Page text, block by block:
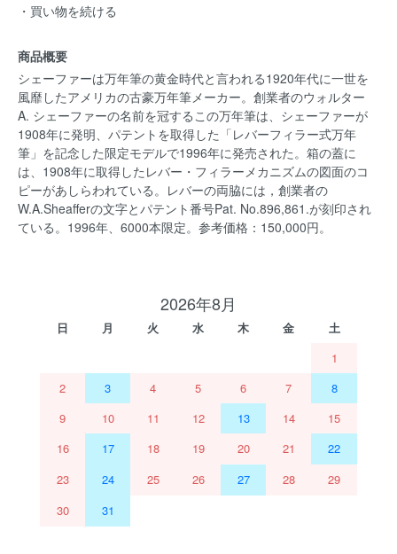
・買い物を続ける
商品概要
シェーファーは万年筆の黄金時代と言われる1920年代に一世を
風靡したアメリカの古豪万年筆メーカー。創業者のウォルター
A. シェーファーの名前を冠するこの万年筆は、シェーファーが
1908年に発明、パテントを取得した「レバーフィラー式万年
筆」を記念した限定モデルで1996年に発売された。箱の蓋に
は、1908年に取得したレバー・フィラーメカニズムの図面のコ
ピーがあしらわれている。レバーの両脇には，創業者の
W.A.Sheafferの文字とパテント番号Pat. No.896,861.が刻印され
ている。1996年、6000本限定。参考価格：150,000円。
2026年8月
日 月 火 水 木 金
土
1
2
3 4 5 6 7
8
9
10 11 12 13 14
15
16
17 18 19 20 21
22
23
24 25 26 27 28
29
30
31